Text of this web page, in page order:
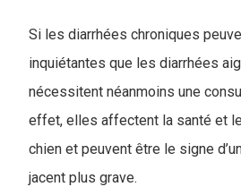
​Si les diarrhées chroniques
inquiétantes que les diarrhées
nécessitent néanmoins une
effet, elles affectent la santé et
chien et peuvent être le signe
jacent plus grave.